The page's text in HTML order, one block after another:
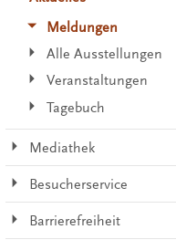
Meldungen
Alle Ausstellungen
Veranstaltungen
Tagebuch
Mediathek
Besucherservice
Barrierefreiheit